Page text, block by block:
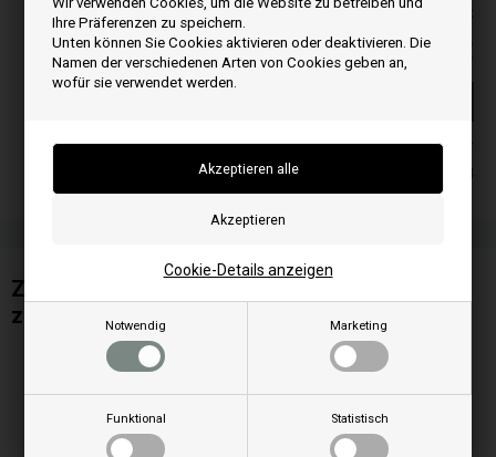
Ihre Präferenzen zu speichern.
Unten können Sie Cookies aktivieren oder deaktivieren. Die
Namen der verschiedenen Arten von Cookies geben an,
wofür sie verwendet werden.
Notwendig Marketing
Funktional Statistisch
Cookie-Details anzeigen
Alle Preise inkl. MwSt
42,00EUR
Auf lager
Lieferung 2-4
Zündkerze / Glühzünder mit Gewinde passt
zu Eva Calór Pelletofen